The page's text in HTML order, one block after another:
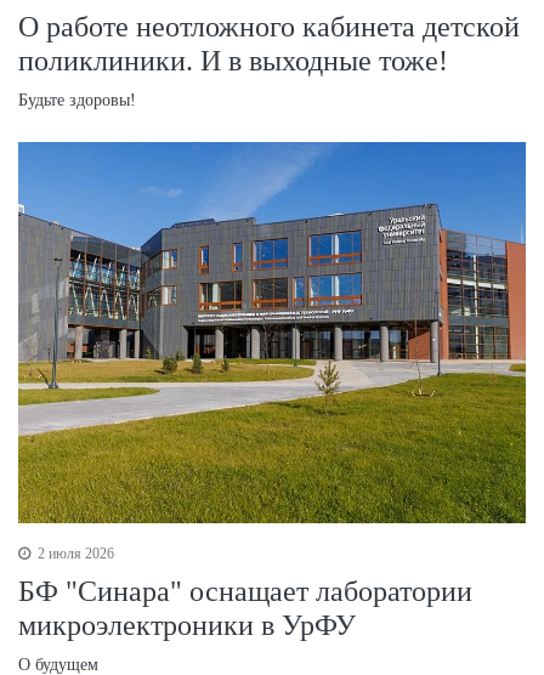
О работе неотложного кабинета детской
поликлиники. И в выходные тоже!
Будьте здоровы!
2 июля 2026
БФ "Синара" оснащает лаборатории
микроэлектроники в УрФУ
О будущем